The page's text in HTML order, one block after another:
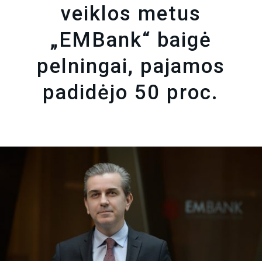
veiklos metus
„EMBank“ baigė
pelningai, pajamos
padidėjo 50 proc.